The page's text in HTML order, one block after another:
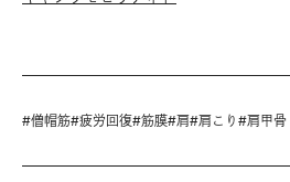
#僧帽筋#疲労回復#筋膜#肩#肩こり #肩甲骨